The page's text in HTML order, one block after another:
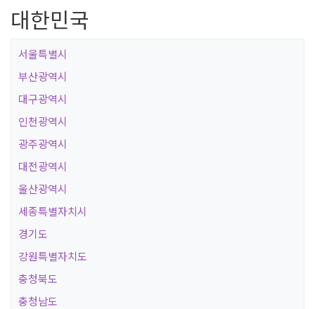
대한민국
서울특별시
부산광역시
대구광역시
인천광역시
광주광역시
대전광역시
울산광역시
세종특별자치시
경기도
강원특별자치도
충청북도
충청남도